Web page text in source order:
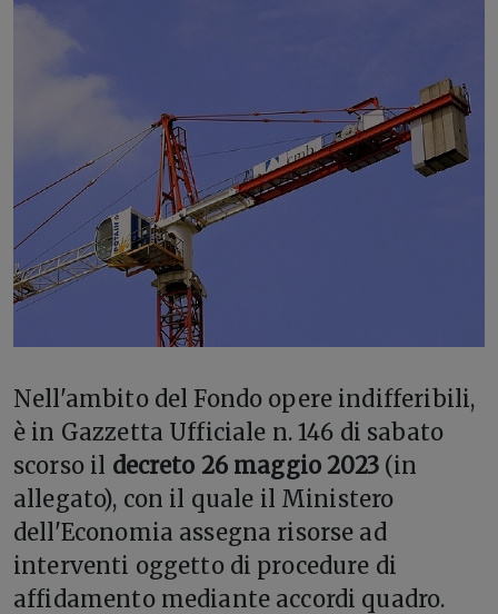
Nell'ambito del Fondo opere indifferibili,
è in Gazzetta Ufficiale n. 146 di sabato
scorso il decreto 26 maggio 2023(in
allegato), con il quale il Ministero
dell'Economia assegna risorse ad
interventi oggetto di procedure di
affidamento mediante accordi quadro.